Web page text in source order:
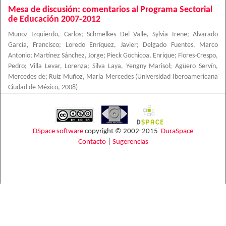
Mesa de discusión: comentarios al Programa Sectorial
de Educación 2007-2012
Muñoz Izquierdo, Carlos;Schmelkes Del Valle, Sylvia Irene; Alvarado
García, Francisco; Loredo Enríquez, Javier;
Delgado Fuentes, Marco
Antonio; Martínez Sánchez, Jorge; Pieck Gochicoa, Enrique; Flores-Crespo,
Pedro; Villa Levar, Lorenza;Silva Laya, Yengny Marisol ;Agüero Servín,
Mercedes de; Ruiz Muñoz, María Mercedes (Universidad Iberoamericana
Ciudad de México, 2008)
DSpace software copyright © 2002-2015 DuraSpace
Contacto| Sugerencias